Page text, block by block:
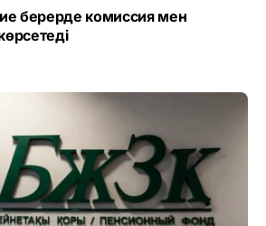
берерде комиссия мен